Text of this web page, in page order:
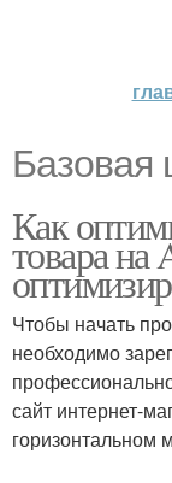
Базовая
Как
товара на
Чтобы начать
необходимо
сайт интернет-
горизонтальном